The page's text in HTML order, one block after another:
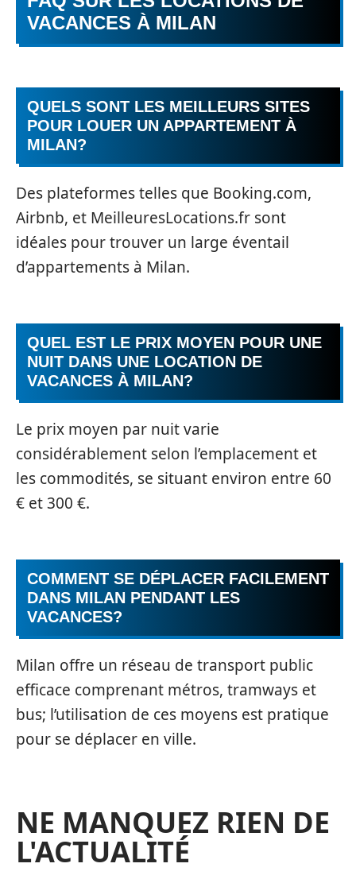
VACANCES À MILAN
QUELS SONT LES MEILLEURS SITES
POUR LOUER UN APPARTEMENT À
MILAN?
Des plateformes telles que Booking.com,
Airbnb, et MeilleuresLocations.fr sont
idéales pour trouver un large éventail
d’appartements à Milan.
QUEL EST LE PRIX MOYEN POUR UNE
NUIT DANS UNE LOCATION DE
VACANCES À MILAN?
Le prix moyen par nuit varie
considérablement selon l’emplacement et
les commodités, se situant environ entre 60
€ et 300 €.
COMMENT SE DÉPLACER FACILEMENT
DANS MILAN PENDANT LES
VACANCES?
Milan offre un réseau de transport public
efficace comprenant métros, tramways et
bus; l’utilisation de ces moyens est pratique
pour se déplacer en ville.
NE MANQUEZ RIEN DE
L'ACTUALITÉ